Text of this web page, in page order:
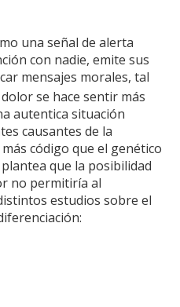
una señal de alerta
con nadie, emite sus
mensajes morales, tal
dolor se hace sentir más
autentica situación
causantes de la
código que el genético
que la posibilidad
no permitiría al
estudios sobre el